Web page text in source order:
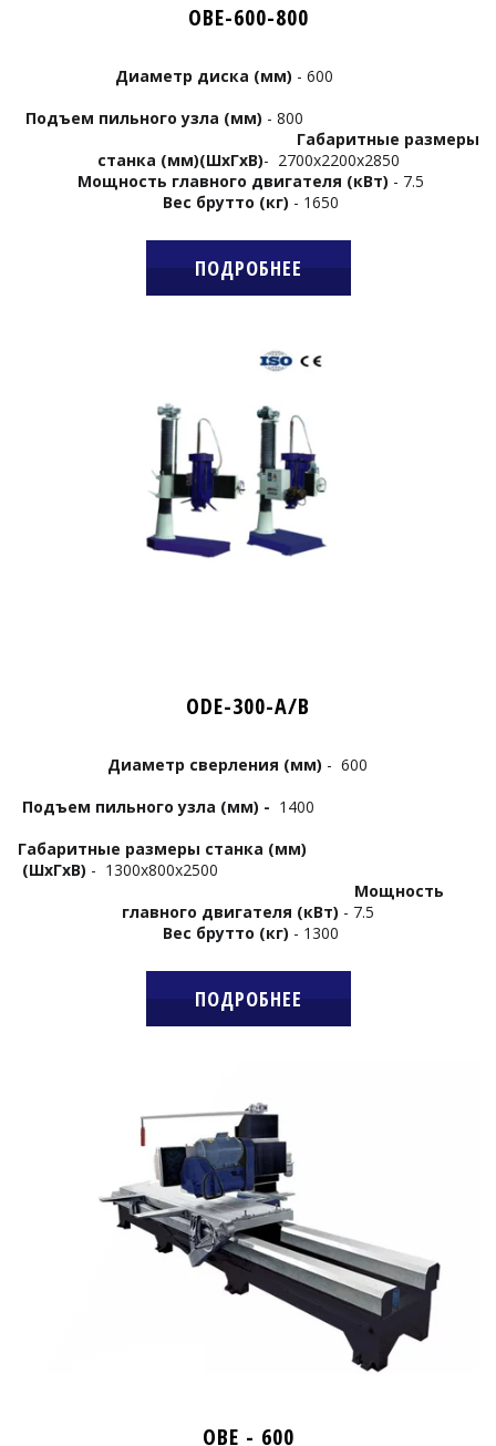
OBE-600-800
Диаметр диска (мм) - 600
Подъем пильного узла (мм) - 800
Габаритные размеры
станка (мм)(ШхГхВ)- 2700х2200х2850
Мощность главного двигателя (кВт) - 7.5
Вес брутто (кг) - 1650
ПОДРОБНЕЕ
ODE-300-A/B
Диаметр сверления (мм) - 600
Подъем пильного узла (мм) - 1400
Габаритные размеры станка (мм)
(ШхГхВ) - 1300х800х2500
Мощность
главного двигателя (кВт) - 7.5
Вес брутто (кг) - 1300
ПОДРОБНЕЕ
OBE - 600